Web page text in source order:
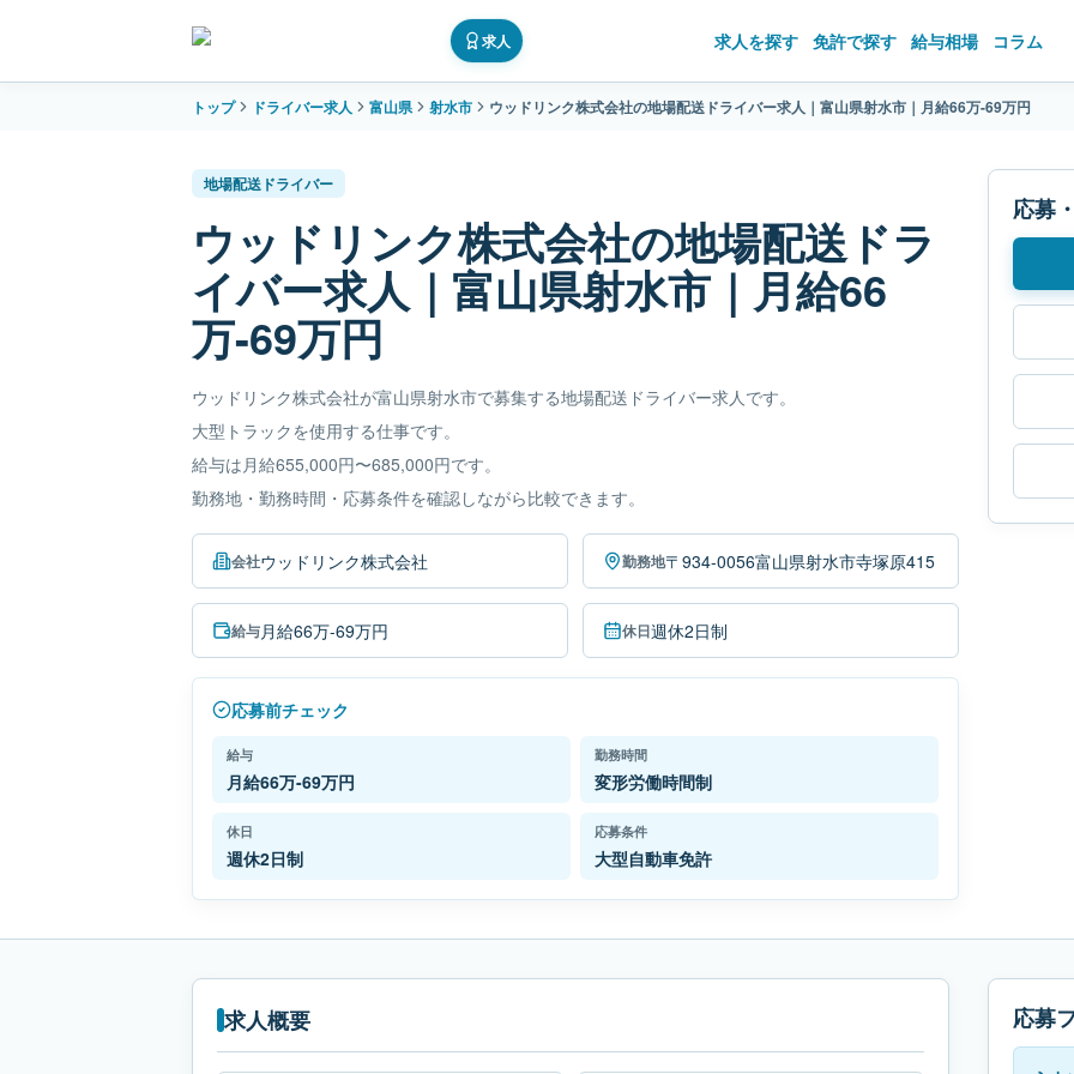
求人 求人を探す 免許で探す 給与相場 コラム
トップ ドライバー求人 富山県 射水市 ウッドリンク株式会社の地場配送ドライバー求人｜富山県射水市｜月給66万-69万円
地場配送ドライバー
ウッドリンク株式会社の地場配送ドラ
イバー求人｜富山県射水市｜月給66
万-69万円
ウッドリンク株式会社が富山県射水市で募集する地場配送ドライバー求人です。
大型トラックを使用する仕事です。
給与は月給655,000円〜685,000円です。
勤務地・勤務時間・応募条件を確認しながら比較できます。
会社ウッドリンク株式会社 勤務地〒934-0056富山県射水市寺塚原415
給与月給66万-69万円 休日週休2日制
応募前チェック
給与
月給66万-69万円
勤務時間
変形労働時間制
休日
週休2日制
応募条件
大型自動車免許
応募
求人概要 応募